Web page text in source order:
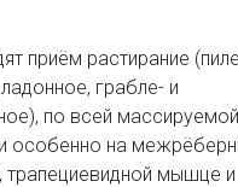
приём растирание
грабле- и
по всей массируемой
особенно на
трапециевидной мышце и